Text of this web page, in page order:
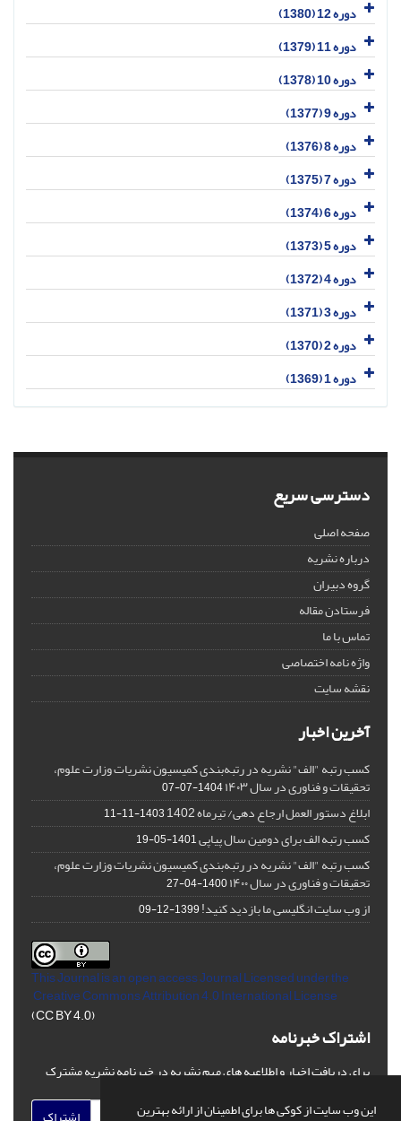
این وب سایت از کوکی ها برای اطمینان از ارائه بهترین
دوره 12 (1380)
دوره 11 (1379)
دوره 10 (1378)
دوره 9 (1377)
دوره 8 (1376)
دوره 7 (1375)
دوره 6 (1374)
دوره 5 (1373)
دوره 4 (1372)
دوره 3 (1371)
دوره 2 (1370)
دوره 1 (1369)
دسترسی سریع
صفحه اصلی
درباره نشریه
گروه دبیران
فرستادن مقاله
تماس با ما
واژه نامه اختصاصی
نقشه سایت
آخرین اخبار
کسب رتبه "الف" نشریه در رتبه‌بندی کمیسیون نشریات وزارت علوم،
تحقیقات و فناوری در سال ۱۴۰۳ 1404-07-07
ابلاغ دستور العمل ارجاع دهی/ تیرماه 1402 1403-11-11
کسب رتبه الف برای دومین سال پیاپی1401-05-19
کسب رتبه "الف" نشریه در رتبه‌بندی کمیسیون نشریات وزارت علوم،
تحقیقات و فناوری در سال ۱۴۰۰ 1400-04-27
از وب سایت انگلیسی ما بازدید کنید!1399-12-09
This Journal is an open access Journal Licensedunder the
Creative Commons Attribution 4.0 International License
(CC BY 4.0)
اشتراک خبرنامه
برای دریافت اخبار و اطلاعیه های مهم نشریه در خبرنامه نشریه مشترک